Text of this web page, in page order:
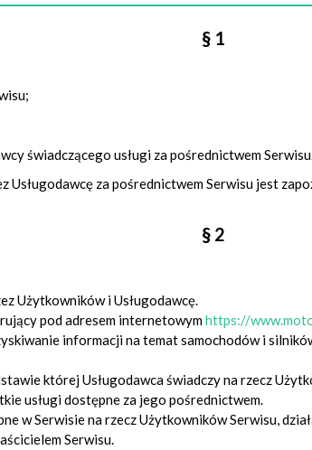
§ 1
świadczącego usługi za pośrednictwem
Usługodawcę za pośrednictwem Serwisu jest
§ 2
Użytkowników i Usługodawcę.
pod adresem internetowymhttps://
informacji na temat samochodów i
której Usługodawca świadczy na rzecz
usługi dostępne za jego pośrednictwem.
w Serwisie na rzecz Użytkowników Serwisu,
Serwisu.